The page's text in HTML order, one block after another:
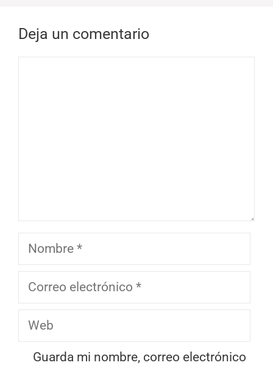
Deja un comentario
Nombre
Correo
Web
Guarda mi nombre, correo electrónico